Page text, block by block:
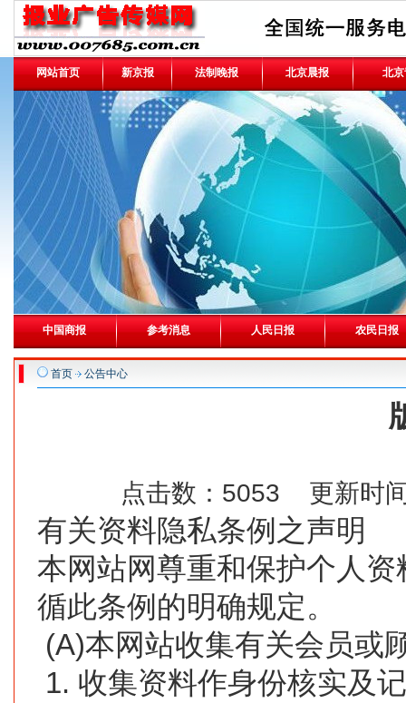
网站首页 新京报 法制晚报 北京晨报 北京
中国商报 参考消息 人民日报 农民日报
首页 公告中心
点击数：5053 更新时
有关资料隐私条例之声明
本网站网尊重和保护个人
循此条例的明确规定。
(A)本网站收集有关会员或
1. 收集资料作身份核实及